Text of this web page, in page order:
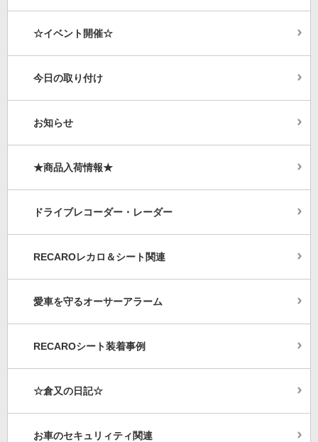
☆イベント開催☆
今日の取り付け
お知らせ
★商品入荷情報★
ドライブレコーダー・レーダー
RECAROレカロ＆シート関連
愛車を守るオーサーアラーム
RECAROシート装着事例
☆倉又の日記☆
お車のセキュリィティ関連